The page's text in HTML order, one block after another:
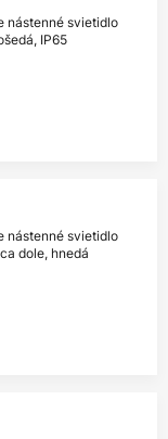
nástenné svietidlo
IP65
nástenné svietidlo
dole, hnedá